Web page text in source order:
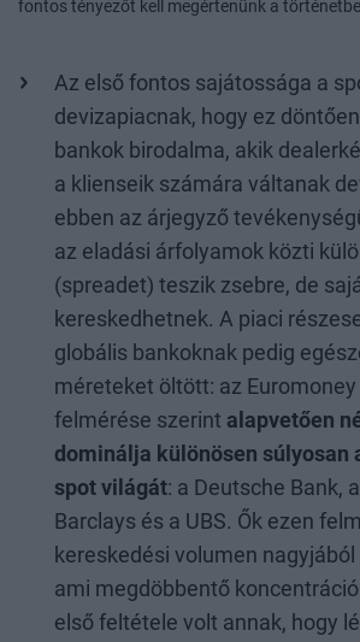
fontos tényezőt kell megértenünk a
Az első fontos sajátossága a
devizapiacnak, hogy ez
bankok birodalma, akik
a klienseik számára váltanak
ebben az árjegyző
az eladási árfolyamok közti
(spreadet) teszik zsebre, de
kereskedhetnek. A piaci
globális bankoknak pedig
méreteket öltött: az
felmérése szerint alapvetően
dominálja különösen súlyosan
spot világát: a Deutsche Bank,
Barclays és a UBS. Ők ezen
kereskedési volumen
ami megdöbbentő
első feltétele volt annak, hogy